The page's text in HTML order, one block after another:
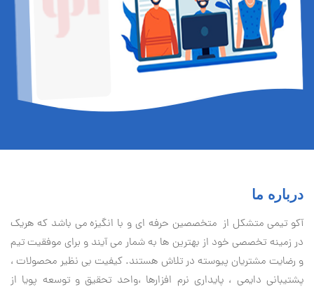
درباره ما
آكو تيمی متشکل از متخصصین حرفه ای و با انگیزه می باشد که هریک
در زمینه تخصصی خود از بهترین ها به شمار می آیند و برای موفقیت تيم
و رضایت مشتریان پیوسته در تلاش هستند. کیفیت بی نظير محصولات ،
پشتیبانی دايمی ، پایداری نرم افزارها ،واحد تحقیق و توسعه پویا از